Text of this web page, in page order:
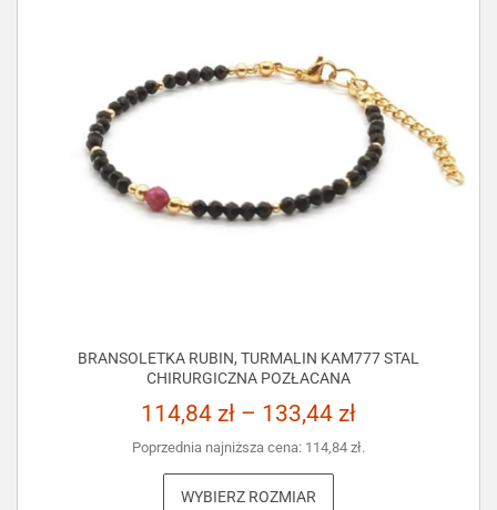
BRANSOLETKA RUBIN, TURMALIN KAM777 STAL
CHIRURGICZNA POZŁACANA
114,84 zł – 133,44 zł
Poprzednia najniższa cena: 114,84 zł.
WYBIERZ ROZMIAR